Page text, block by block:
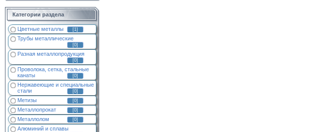
Категории раздела
Цветные металлы [1]
Трубы металлические
[0]
Разная металлопродукция
[0]
Проволока, сетка, стальные
канаты
[0]
Нержавеющие и специальные
стали
[0]
Метизы [0]
Металлопрокат [0]
Металлолом [0]
Алюминий и сплавы